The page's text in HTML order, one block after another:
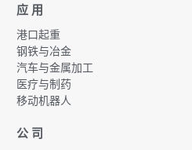
应 用
港口起重
钢铁与冶金
汽车与金属加工
医疗与制药
移动机器人
公 司